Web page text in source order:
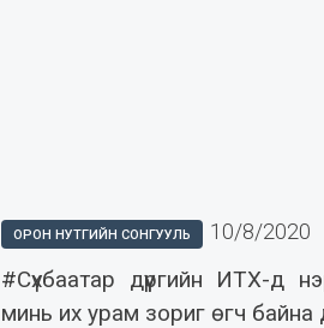
ОРОН НУТГИЙН СОНГУУЛЬ 10/8/2020
#Сүхбаатар дүүргийн ИТХ-д
минь их урам зориг өгч байна